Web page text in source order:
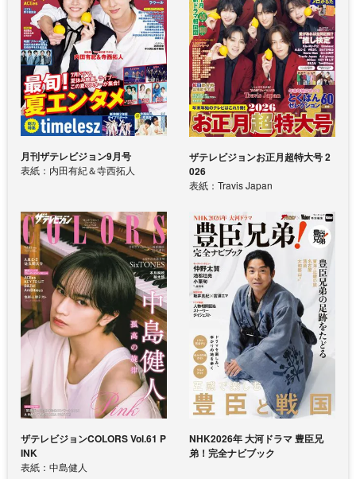
月刊ザテレビジョン9月号
表紙：内田有紀＆寺西拓人
ザテレビジョンお正月超特大号 2
026
表紙：Travis Japan
ザテレビジョンCOLORS Vol.61 P
INK
表紙：中島健人
NHK2026年 大河ドラマ 豊臣兄
弟！完全ナビブック